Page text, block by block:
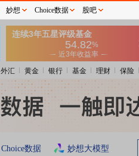
外汇 黄金 银行 基金 理财 保险
Choice数据 妙想大模型
妙想 Choice数据 股吧